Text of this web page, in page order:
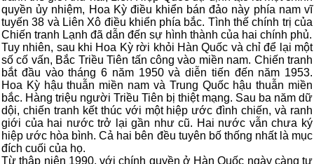
quyền ủy nhiệm, Hoa Kỳ điều khiển bán đảo này phía nam vĩ
tuyến 38 và Liên Xô điều khiển phía bắc. Tình thế chính trị của
Chiến tranh Lạnh đã dẫn đến sự hình thành của hai chính phủ.
Tuy nhiên, sau khi Hoa Kỳ rời khỏi Hàn Quốc và chỉ để lại một
số cố vấn, Bắc Triều Tiên tấn công vào miền nam. Chiến tranh
bắt đầu vào tháng 6 năm 1950 và diễn tiến đến năm 1953.
Hoa Kỳ hậu thuẫn miền nam và Trung Quốc hậu thuẫn miền
bắc. Hàng triệu người Triều Tiên bị thiệt mạng. Sau ba năm dữ
dội, chiến tranh kết thúc với một hiệp ước đình chiến, và ranh
giới của hai nước trở lại gần như cũ. Hai nước vẫn chưa ký
hiệp ước hòa bình. Cả hai bên đều tuyên bố thống nhất là mục
đích cuối của họ.
Từ thập niên 1990, với chính quyền ở Hàn Quốc ngày càng tự